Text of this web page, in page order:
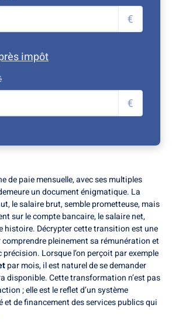
€
impôt
€
de paie mensuelle, avec ses multiples
un document énigmatique. La
le salaire brut, semble prometteuse, mais
sur le compte bancaire, le salaire net,
histoire. Décrypter cette transition est une
pleinement sa rémunération et
Lorsque l’on perçoit par exemple
par mois, il est naturel de se demander
disponible. Cette transformation n’est pas
; elle est le reflet d’un système
et de financement des services publics qui